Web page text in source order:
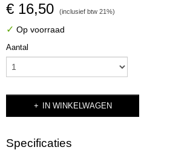
€ 16,50 (inclusief btw 21%)
✓ Op voorraad
Aantal
IN WINKELWAGEN
Specificaties